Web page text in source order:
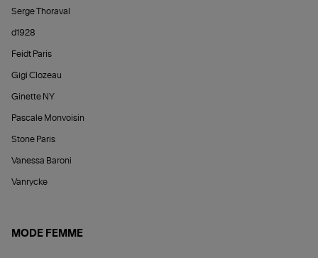
Serge Thoraval
d1928
Feidt Paris
Gigi Clozeau
Ginette NY
Pascale Monvoisin
Stone Paris
Vanessa Baroni
Vanrycke
MODE FEMME